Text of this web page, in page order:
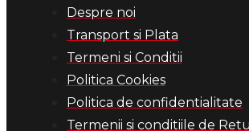
Despre noi
Transport si Plata
Termeni si Conditii
Politica Cookies
Politica de confidentialitate
Termenii si conditiile de